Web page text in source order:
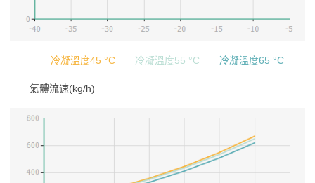
冷凝溫度45 °C 冷凝溫度55 °C 冷凝溫度65 °C
氣體流速(kg/h)